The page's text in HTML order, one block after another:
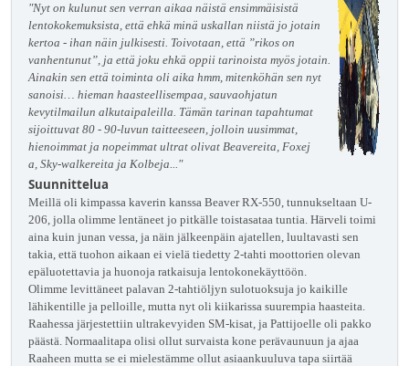
"Nyt on kulunut sen verran aikaa näistä ensimmäisistä
lentokokemuksista, että ehkä minä uskallan niistä jo jotain
kertoa - ihan näin julkisesti. Toivotaan, että ”rikos on
vanhentunut”, ja että joku ehkä oppii tarinoista myös jotain.
Ainakin sen että toiminta oli aika hmm, mitenköhän sen nyt
sanoisi… hieman haasteellisempaa, sauvaohjatun
kevytilmailun alkutaipaleilla. Tämän tarinan tapahtumat
sijoittuvat 80 - 90-luvun taitteeseen, jolloin uusimmat,
hienoimmat ja nopeimmat ultrat olivat Beavereita, Foxej
a, Sky-walkereita ja Kolbeja..."
Suunnittelua
Meillä oli kimpassa kaverin kanssa Beaver RX-550, tunnukseltaan U-
206, jolla olimme lentäneet jo pitkälle toistasataa tuntia. Härveli toimi
aina kuin junan vessa, ja näin jälkeenpäin ajatellen, luultavasti sen
takia, että tuohon aikaan ei vielä tiedetty 2-tahti moottorien olevan
epäluotettavia ja huonoja ratkaisuja lentokonekäyttöön.
Olimme levittäneet palavan 2-tahtiöljyn sulotuoksuja jo kaikille
lähikentille ja pelloille, mutta nyt oli kiikarissa suurempia haasteita.
Raahessa järjestettiin ultrakevyiden SM-kisat, ja Pattijoelle oli pakko
päästä. Normaalitapa olisi ollut survaista kone perävaunuun ja ajaa
Raaheen mutta se ei mielestämme ollut asiaankuuluva tapa siirtää